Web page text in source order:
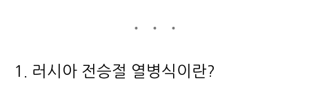
1. 러시아 전승절 열병식이란?